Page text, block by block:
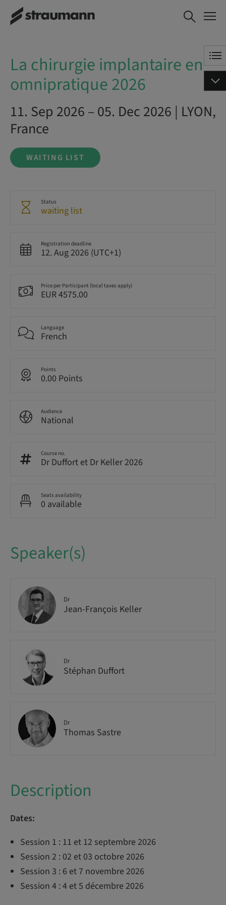
La chirurgie implantaire en
omnipratique 2026
WAITING LIST
La chirurgie implantaire en
omnipratique 2026
11. Sep 2026 – 05. Dec 2026 | LYON,
France
WAITING LIST
Status
waiting list
Registration deadline
12. Aug 2026 (UTC+1)
Price per Participant (local taxes apply)
EUR 4575.00
Language
French
Points
0.00 Points
Audience
National
Course no.
Dr Duffort et Dr Keller 2026
Seats availability
0 available
Speaker(s)
Dr
Jean-François Keller
Dr
Stéphan Duffort
Dr
Thomas Sastre
Description
Dates:
Session 1 : 11 et 12 septembre 2026
Session 2 : 02 et 03 octobre 2026
Session 3 : 6 et 7 novembre 2026
Session 4 : 4 et 5 décembre 2026